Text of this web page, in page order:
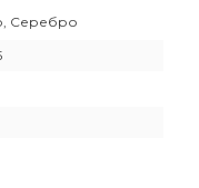
Серебро